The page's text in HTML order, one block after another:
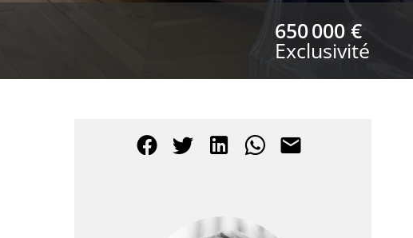
650 000 €
Exclusivité